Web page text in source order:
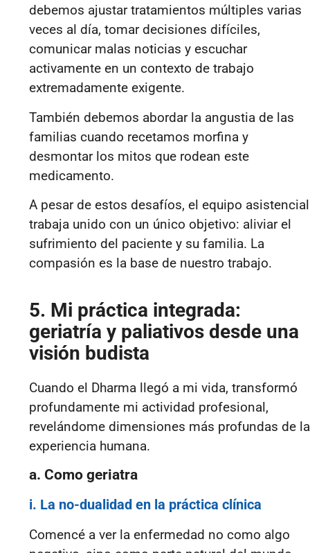
debemos ajustar tratamientos múltiples varias
veces al día, tomar decisiones difíciles,
comunicar malas noticias y escuchar
activamente en un contexto de trabajo
extremadamente exigente.
También debemos abordar la angustia de las
familias cuando recetamos morfina y
desmontar los mitos que rodean este
medicamento.
A pesar de estos desafíos, el equipo asistencial
trabaja unido con un único objetivo: aliviar el
sufrimiento del paciente y su familia. La
compasión es la base de nuestro trabajo.
5. Mi práctica integrada:
geriatría y paliativos desde una
visión budista
Cuando el Dharma llegó a mi vida, transformó
profundamente mi actividad profesional,
revelándome dimensiones más profundas de la
experiencia humana.
a. Como geriatra
i. La no-dualidad en la práctica clínica
Comencé a ver la enfermedad no como algo